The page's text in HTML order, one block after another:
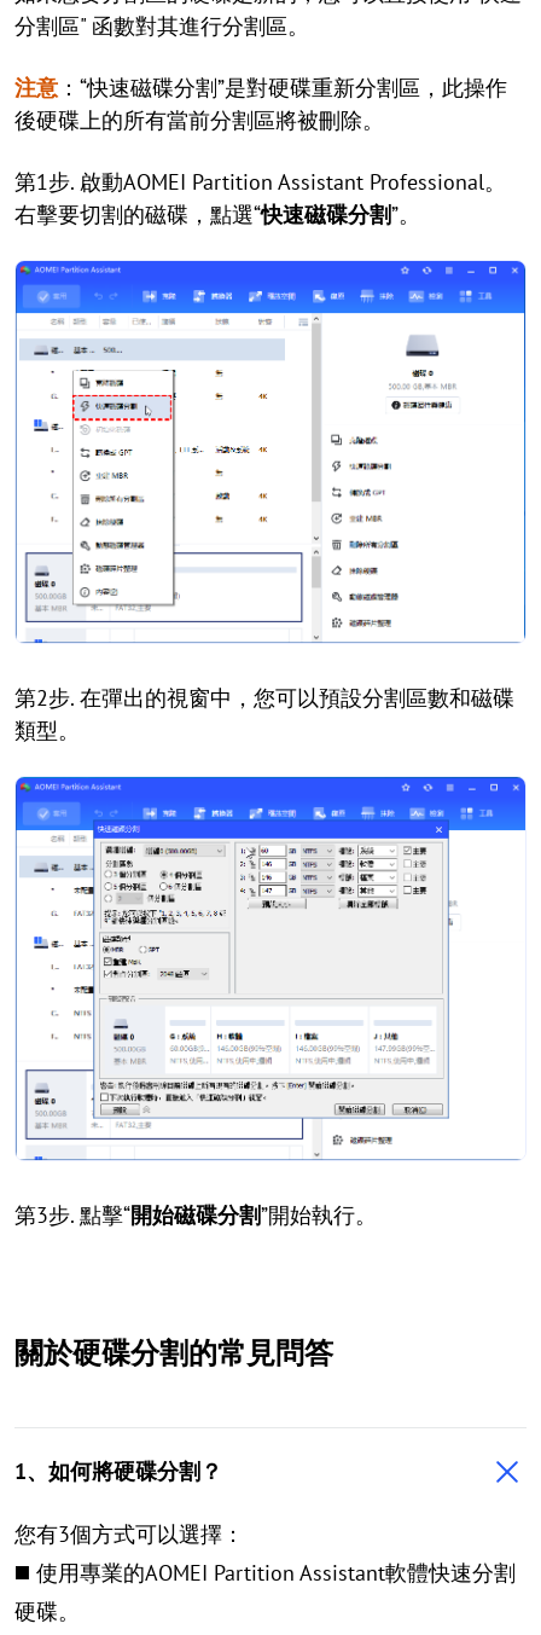
分割區" 函數對其進行分割區。
注意 ：“快速磁碟分割”是對硬碟重新分割區，此操作
後硬碟上的所有當前分割區將被刪除。
第1步. 啟動AOMEI Partition Assistant Professional。
右擊要切割的磁碟，點選“快速磁碟分割”。
第2步. 在彈出的視窗中，您可以預設分割區數和磁碟
類型。
第3步. 點擊“開始磁碟分割”開始執行。
關於硬碟分割的常見問答
1、如何將硬碟分割？
您有3個方式可以選擇：
◼️ 使用專業的AOMEI Partition Assistant軟體快速分割
硬碟。